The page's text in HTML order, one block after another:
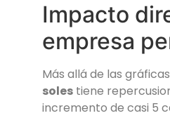
Impacto
empresa
Más allá de las
soles tiene
incremento de casi 5